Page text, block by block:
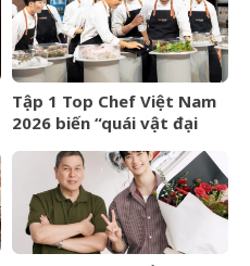
Tập 1 Top Chef Việt Nam
2026 biến “quái vật đại